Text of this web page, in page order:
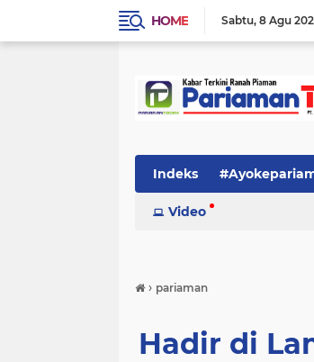
HOME Sabtu 8 Agu
Indeks
Video
› pariaman
Hadir di